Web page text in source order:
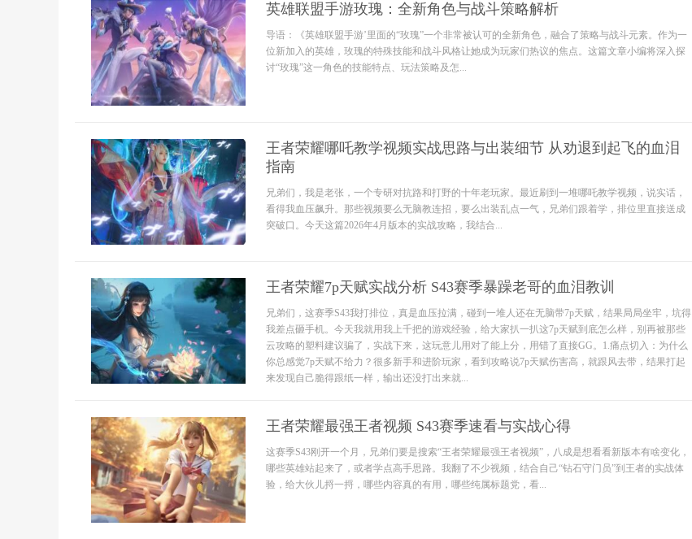
英雄联盟手游玫瑰：全新角色与战斗策略解析
导语：《英雄联盟手游’里面的“玫瑰”一个非常被认可的全新角色，融合了策略与战斗元素。作为一
位新加入的英雄，玫瑰的特殊技能和战斗风格让她成为玩家们热议的焦点。这篇文章小编将深入探
讨“玫瑰”这一角色的技能特点、玩法策略及怎...
王者荣耀哪吒教学视频实战思路与出装细节 从劝退到起飞的血泪
指南
兄弟们，我是老张，一个专研对抗路和打野的十年老玩家。最近刷到一堆哪吒教学视频，说实话，
看得我血压飙升。那些视频要么无脑教连招，要么出装乱点一气，兄弟们跟着学，排位里直接送成
突破口。今天这篇2026年4月版本的实战攻略，我结合...
王者荣耀7p天赋实战分析 S43赛季暴躁老哥的血泪教训
兄弟们，这赛季S43我打排位，真是血压拉满，碰到一堆人还在无脑带7p天赋，结果局局坐牢，坑得
我差点砸手机。今天我就用我上千把的游戏经验，给大家扒一扒这7p天赋到底怎么样，别再被那些
云攻略的塑料建议骗了，实战下来，这玩意儿用对了能上分，用错了直接GG。1.痛点切入：为什么
你总感觉7p天赋不给力？很多新手和进阶玩家，看到攻略说7p天赋伤害高，就跟风去带，结果打起
来发现自己脆得跟纸一样，输出还没打出来就...
王者荣耀最强王者视频 S43赛季速看与实战心得
这赛季S43刚开一个月，兄弟们要是搜索“王者荣耀最强王者视频”，八成是想看看新版本有啥变化，
哪些英雄站起来了，或者学点高手思路。我翻了不少视频，结合自己“钻石守门员”到王者的实战体
验，给大伙儿捋一捋，哪些内容真的有用，哪些纯属标题党，看...